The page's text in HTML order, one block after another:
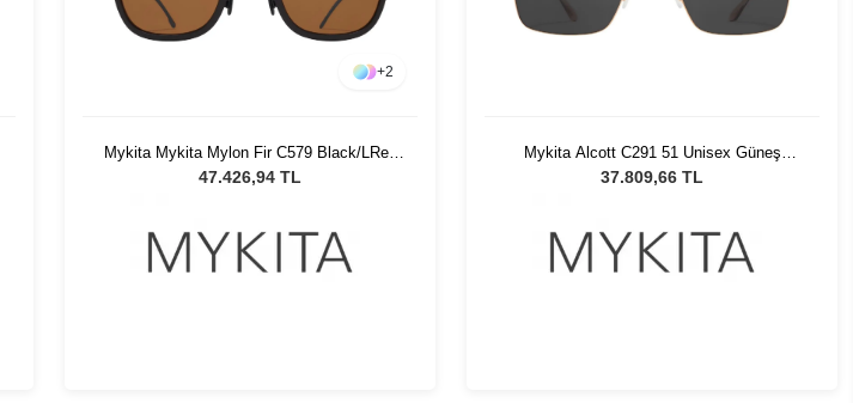
+2
Mykita Mykita Mylon Fir C579 Black/LRed
Unisex Güneş Gözlüğü
47.426,94 TL
Mykita Alcott C291 51 Unisex Güneş
Gözlüğü
37.809,66 TL